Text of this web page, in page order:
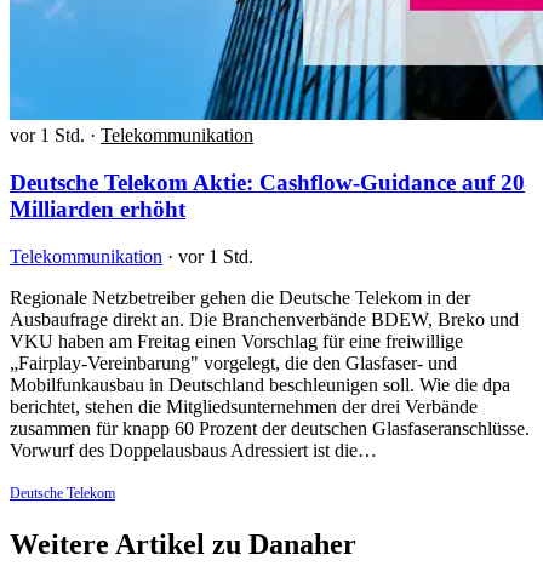
vor 1 Std. · Telekommunikation
Deutsche Telekom Aktie: Cashflow-Guidance auf 20
Milliarden erhöht
Telekommunikation · vor 1 Std.
Regionale Netzbetreiber gehen die Deutsche Telekom in der
Ausbaufrage direkt an. Die Branchenverbände BDEW, Breko und
VKU haben am Freitag einen Vorschlag für eine freiwillige
„Fairplay-Vereinbarung" vorgelegt, die den Glasfaser- und
Mobilfunkausbau in Deutschland beschleunigen soll. Wie die dpa
berichtet, stehen die Mitgliedsunternehmen der drei Verbände
zusammen für knapp 60 Prozent der deutschen Glasfaseranschlüsse.
Vorwurf des Doppelausbaus Adressiert ist die…
Deutsche Telekom
Weitere Artikel zu Danaher